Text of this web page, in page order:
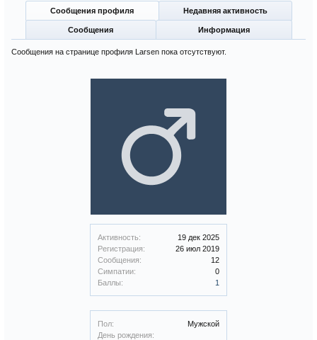
Активность:
19 дек 2025
Регистрация:
26 июл 2019
Сообщения:
12
Симпатии:
0
Баллы:
1
Пол:
Мужской
День рождения:
Сообщения профиля Недавняя активность
Сообщения Информация
Сообщения на странице профиля Larsen пока отсутствуют.